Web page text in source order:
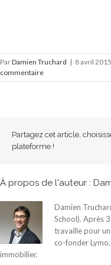
ParDamien Truchard | 8 avril 2015
commentaire
Partagez cet article,
plateforme !
À propos de l'auteur :
Damien
School). Après
travaille pour
co-fonder
immobilier.